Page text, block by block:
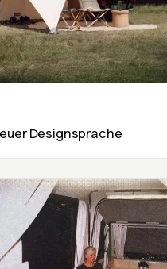
Designsprache